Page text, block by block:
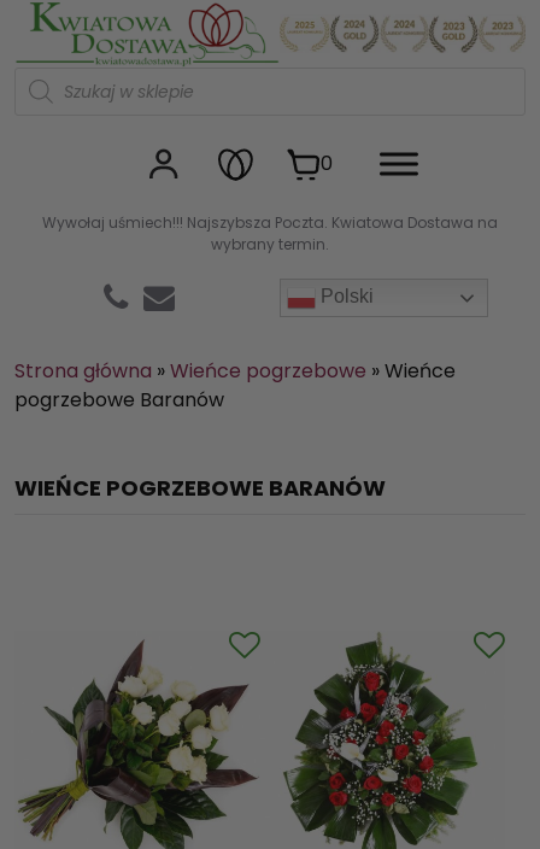
Wywołaj uśmiech!!! Najszybsza Poczta. Kwiatowa Dostawa na
wybrany termin.
Polski
Kwiaciarnia internetowa
W
d
u
k
0
Strona główna »Wieńce pogrzebowe »Wieńce
pogrzebowe Baranów
WIEŃCE POGRZEBOWE BARANÓW